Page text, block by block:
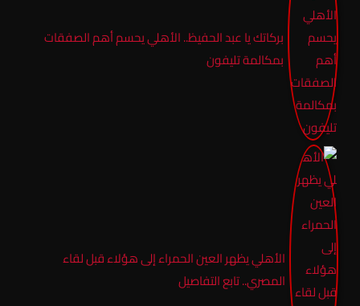
بركاتك يا عبد الحفيظ.. الأهلي يحسم أهم الصفقات
بمكالمة تليفون
الأهلي يظهر العين الحمراء إلى هؤلاء قبل لقاء
المصري.. تابع التفاصيل